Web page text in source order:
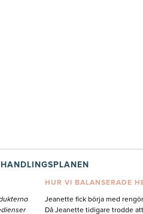
HUR VI BALANSERADE
Jeanette fick börja med
Då Jeanette tidigare trodde